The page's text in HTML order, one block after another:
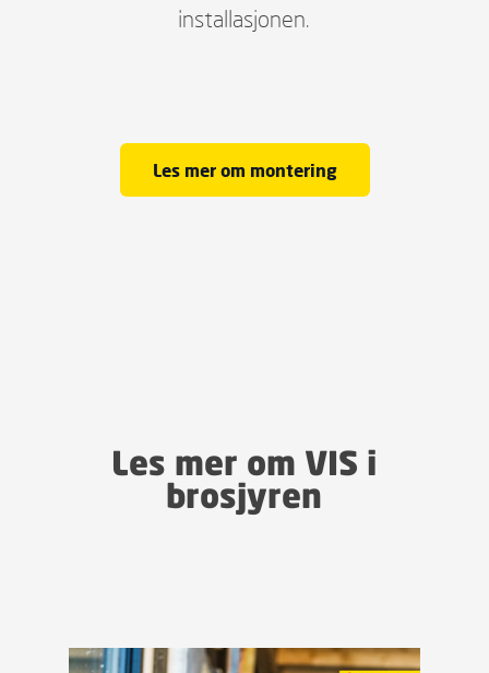
installasjonen.
Les mer om montering
Les mer om VIS i
brosjyren